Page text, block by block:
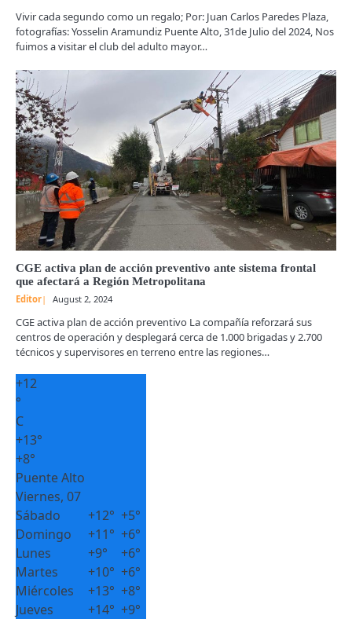
Vivir cada segundo como un regalo; Por: Juan Carlos Paredes Plaza,
fotografías: Yosselin Aramundiz Puente Alto, 31de Julio del 2024, Nos
fuimos a visitar el club del adulto mayor…
CGE activa plan de acción preventivo ante sistema frontal
que afectará a Región Metropolitana
Editor August 2, 2024
CGE activa plan de acción preventivo La compañía reforzará sus
centros de operación y desplegará cerca de 1.000 brigadas y 2.700
técnicos y supervisores en terreno entre las regiones…
+12
°
C
+13°
+8°
Puente Alto
Viernes, 07
Sábado
+12° +5°
Domingo
+11° +6°
Lunes
+9° +6°
Martes
+10° +6°
Miércoles
+13° +8°
Jueves
+14° +9°